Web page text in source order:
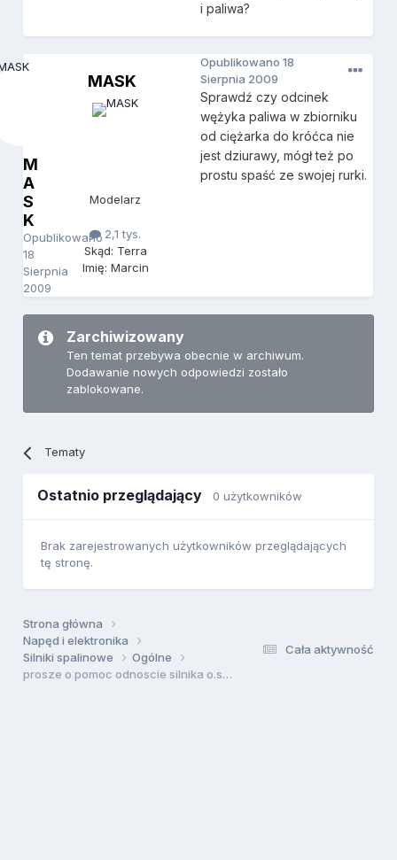
i paliwa?
M
A
S
K
Opublikowano
18
Sierpnia
2009
MASK
Modelarz
2,1 tys.
Skąd: Terra
Imię: Marcin
Opublikowano18
Sierpnia 2009
Sprawdź czy odcinek
wężyka paliwa w zbiorniku
od ciężarka do króćca nie
jest dziurawy, mógł też po
prostu spaść ze swojej rurki.
Zarchiwizowany
Ten temat przebywa obecnie w archiwum.
Dodawanie nowych odpowiedzi zostało
zablokowane.
Tematy
Ostatnio przeglądający 0 użytkowników
Brak zarejestrowanych użytkowników przeglądających
tę stronę.
Cała aktywność
Strona główna
Napęd i elektronika
Silniki spalinowe
Ogólne
prosze o pomoc odnoscie silnika o.s la 46 wylacza sie